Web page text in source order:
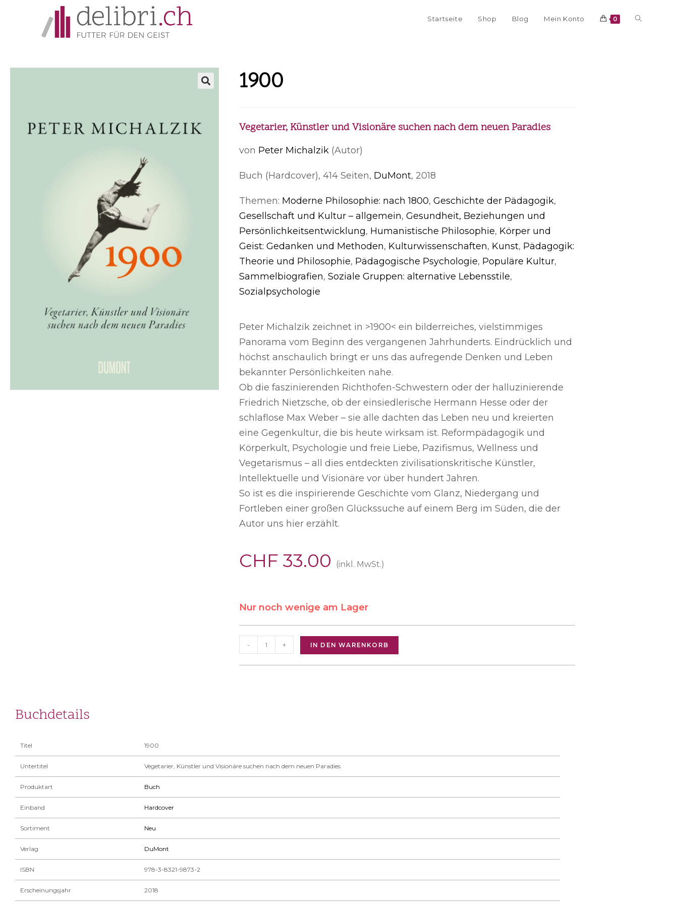
Startseite Shop Blog Mein Konto 0
1900
Vegetarier, Künstler und Visionäre suchen nach dem neuen Paradies
von Peter Michalzik(Autor)
Buch (Hardcover), 414 Seiten, DuMont, 2018
Themen: Moderne Philosophie: nach 1800, Geschichte der Pädagogik,
Gesellschaft und Kultur – allgemein, Gesundheit, Beziehungen und
Persönlichkeitsentwicklung, Humanistische Philosophie, Körper und
Geist: Gedanken und Methoden, Kulturwissenschaften, Kunst, Pädagogik:
Theorie und Philosophie, Pädagogische Psychologie, Populäre Kultur,
Sammelbiografien, Soziale Gruppen: alternative Lebensstile,
Sozialpsychologie
Peter Michalzik zeichnet in >1900< ein bilderreiches, vielstimmiges
Panorama vom Beginn des vergangenen Jahrhunderts. Eindrücklich und
höchst anschaulich bringt er uns das aufregende Denken und Leben
bekannter Persönlichkeiten nahe.
Ob die faszinierenden Richthofen-Schwestern oder der halluzinierende
Friedrich Nietzsche, ob der einsiedlerische Hermann Hesse oder der
schlaflose Max Weber – sie alle dachten das Leben neu und kreierten
eine Gegenkultur, die bis heute wirksam ist. Reformpädagogik und
Körperkult, Psychologie und freie Liebe, Pazifismus, Wellness und
Vegetarismus – all dies entdeckten zivilisationskritische Künstler,
Intellektuelle und Visionäre vor über hundert Jahren.
So ist es die inspirierende Geschichte vom Glanz, Niedergang und
Fortleben einer großen Glückssuche auf einem Berg im Süden, die der
Autor uns hier erzählt.
CHF 33.00 (inkl. MwSt.)
Nur noch wenige am Lager
- + IN DEN WARENKORB
Buchdetails
Titel 1900
Untertitel Vegetarier, Künstler und Visionäre suchen nach dem neuen Paradies
Produktart Buch
Einband Hardcover
Sortiment Neu
Verlag DuMont
ISBN 978-3-8321-9873-2
Erscheinungsjahr 2018